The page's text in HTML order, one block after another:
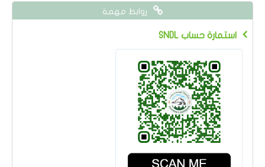
روابط مهمة
SNDL استمارة حساب